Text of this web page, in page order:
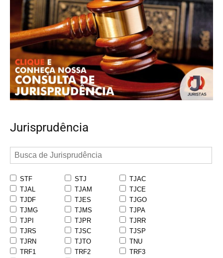
Jurisprudência
STF STJ
TJAC
TJAL
TJAM
TJCE
TJDF
TJES
TJGO
TJMG
TJMS
TJPA
TJPI
TJPR
TJRR
TJRS
TJSC
TJSP
TJRN
TJTO
TNU
TRF1
TRF2
TRF3